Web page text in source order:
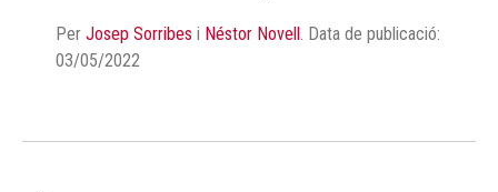
Per Josep Sorribes i Néstor Novell . Data de publicació:
03/05/2022